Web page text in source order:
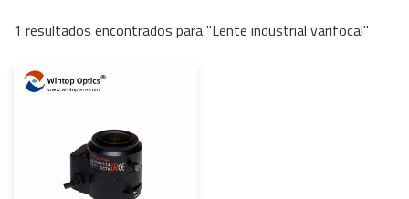
1 resultados encontrados para "Lente industrial varifocal"